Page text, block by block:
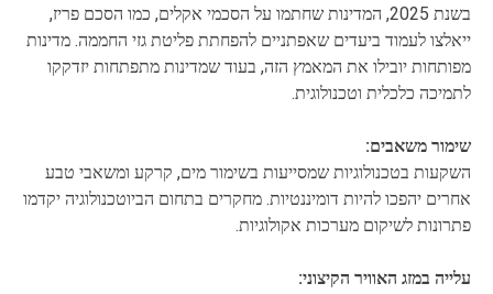
בשנת 2025, המדינות שחתמו על הסכמי אקלים, כמו הסכם פריז,
ייאלצו לעמוד ביעדים שאפתניים להפחתת פליטת גזי החממה. מדינות
מפותחות יובילו את המאמץ הזה, בעוד שמדינות מתפתחות יזדקקו
לתמיכה כלכלית וטכנולוגית.
שימור משאבים:
השקעות בטכנולוגיות שמסייעות בשימור מים, קרקע ומשאבי טבע
אחרים יהפכו להיות דומיננטיות. מחקרים בתחום הביוטכנולוגיה יקדמו
פתרונות לשיקום מערכות אקולוגיות.
עלייה במזג האוויר הקיצוני: